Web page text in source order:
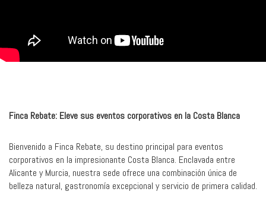
Finca Rebate: Eleve sus eventos corporativos en la Costa Blanca
Bienvenido a Finca Rebate, su destino principal para eventos
corporativos en la impresionante Costa Blanca. Enclavada entre
Alicante y Murcia, nuestra sede ofrece una combinación única de
belleza natural, gastronomía excepcional y servicio de primera calidad.